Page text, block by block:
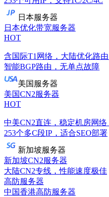
日本服务器
日本优化带宽服务器
HOT
含国际T1网络，大陆优化路由
智能BGP路由，无单点故障
美国服务器
美国CN2服务器
HOT
中美CN2直连，稳定机房网络
253个多C段IP，适合SEO部署
新加坡服务器
新加坡CN2服务器
大陆CN2专线，性能速度极佳
高防服务器
中国香港高防服务器